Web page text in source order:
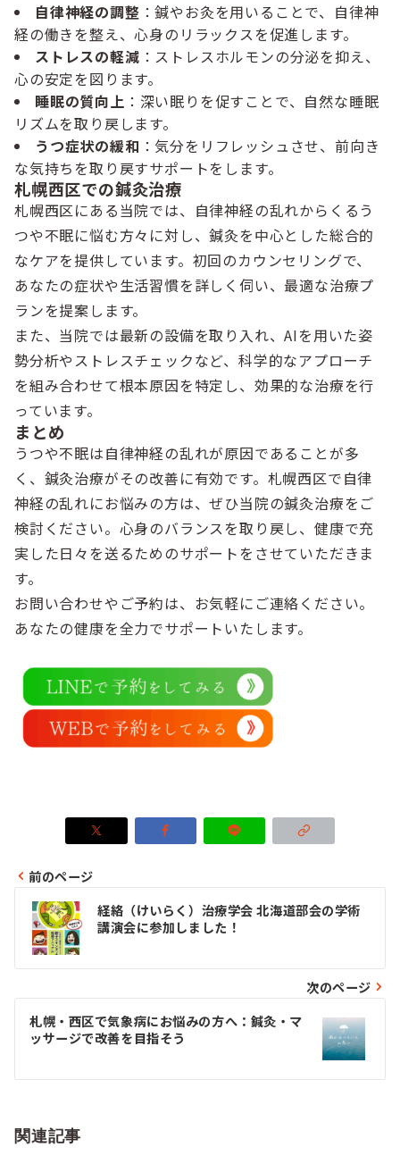
自律神経の調整 ：鍼やお灸を用いることで、自律神
経の働きを整え、心身のリラックスを促進します。
ストレスの軽減 ：ストレスホルモンの分泌を抑え、
心の安定を図ります。
睡眠の質向上 ：深い眠りを促すことで、自然な睡眠
リズムを取り戻します。
うつ症状の緩和 ：気分をリフレッシュさせ、前向き
な気持ちを取り戻すサポートをします。
札幌西区での鍼灸治療
札幌西区にある当院では、自律神経の乱れからくるう
つや不眠に悩む方々に対し、鍼灸を中心とした総合的
なケアを提供しています。初回のカウンセリングで、
あなたの症状や生活習慣を詳しく伺い、最適な治療プ
ランを提案します。
また、当院では最新の設備を取り入れ、AIを用いた姿
勢分析やストレスチェックなど、科学的なアプローチ
を組み合わせて根本原因を特定し、効果的な治療を行
っています。
まとめ
うつや不眠は自律神経の乱れが原因であることが多
く、鍼灸治療がその改善に有効です。札幌西区で自律
神経の乱れにお悩みの方は、ぜひ当院の鍼灸治療をご
検討ください。心身のバランスを取り戻し、健康で充
実した日々を送るためのサポートをさせていただきま
す。
お問い合わせやご予約は、お気軽にご連絡ください。
あなたの健康を全力でサポートいたします。
投
稿
ナ
ビ
ゲ
シ
ン
前のページ
経絡（けいらく）治療学会 北海道部会の学術
講演会に参加しました！
次のページ
札幌・西区で気象病にお悩みの方へ：鍼灸・マ
ッサージで改善を目指そう
関連記事